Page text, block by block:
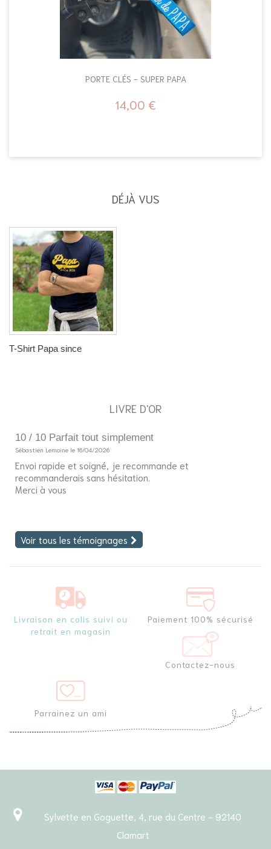
PORTE CLÉS - SUPER PAPA
14,00 €
DÉJÀ VUS
T-Shirt Papa since
LIVRE D'OR
je recommande et
hésitation.
Bonjour,
Voir tous les témoignages
Livraison en colis suivi ou
retrait en magasin
Paiement 100% sécurisé
Contactez-nous
Parrainez un ami
Sylvette en Goguette, 4, rue du Centre - 92140
Clamart